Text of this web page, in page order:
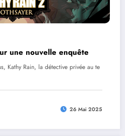
une nouvelle enquête
Kathy Rain, la détective privée au te
26 Mai 2025